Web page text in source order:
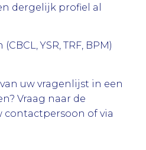
dergelijk profiel al
YSR, TRF, BPM)
uw vragenlijst in een
Vraag naar de
of via